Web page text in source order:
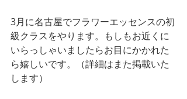
3月に名古屋でフラワーエッセンスの初
級クラスをやります。もしもお近くに
いらっしゃいましたらお目にかかれた
ら嬉しいです。（詳細はまた掲載いた
します）